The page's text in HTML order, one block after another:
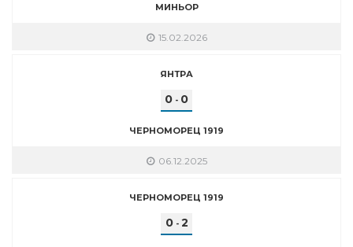
МИНЬОР
15.02.2026
ЯНТРА
0 - 0
ЧЕРНОМОРЕЦ 1919
06.12.2025
ЧЕРНОМОРЕЦ 1919
0- 2